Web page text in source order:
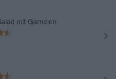
mit Garnelen